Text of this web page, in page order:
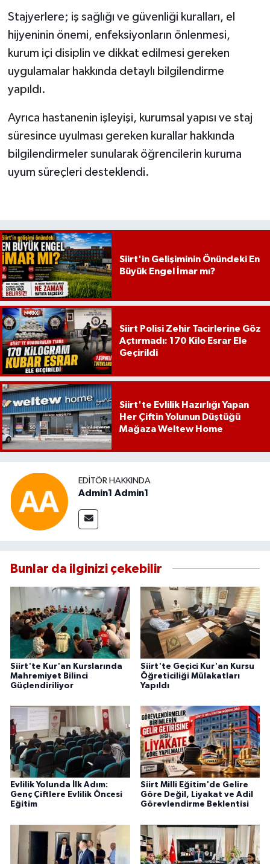
Stajyerlere; iş sağlığı ve güvenliği kuralları, el
hijyeninin önemi, enfeksiyonların önlenmesi,
kurum içi disiplin ve dikkat edilmesi gereken
uygulamalar hakkında detaylı bilgilendirme
yapıldı.
Ayrıca hastanenin işleyişi, kurumsal yapısı ve staj
süresince uyulması gereken kurallar hakkında
bilgilendirmeler sunularak öğrencilerin kuruma
uyum süreçleri desteklendi.
Siirt'in Gelişiminin Önündeki En
Büyük Engel İmar mı?
Siirt Polisi Zehir Tacirlerine Göz
Açtırmadı: 170 Kilo Esrar Ele
Geçirildi
Siirt'te Evlilik Hazırlığı Yapan
Her Çiftin Yolunun Düştüğü
Mağaza Weltew Home
EDITÖR HAKKINDA
Admin1 Admin1
Bunlar da ilginizi çekebilir
Siirt'te Kur'an Kurslarında
Mahremiyet Bilinci
Güçlendiriliyor
Siirt'te Geçici Kur'an Kursu
Öğreticiliği Mülakatları
Yapıldı
Evlilik Yolunda İlk Adım:
Genç Çiftlere Evlilik Öncesi
Eğitim
Siirt Milli Eğitim'de Gelire
Göre Değil, Liyakat ve Adil
Görevlendirme Beklentisi